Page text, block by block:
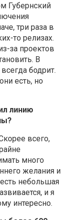
Губернский
три раза в
то релизах.
за проектов
В
бодрит.
есть, но
линию
всего,
много
желания и
небольшая
и я
интересно.